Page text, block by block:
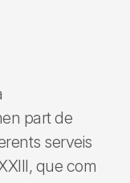
part de
serveis
que com